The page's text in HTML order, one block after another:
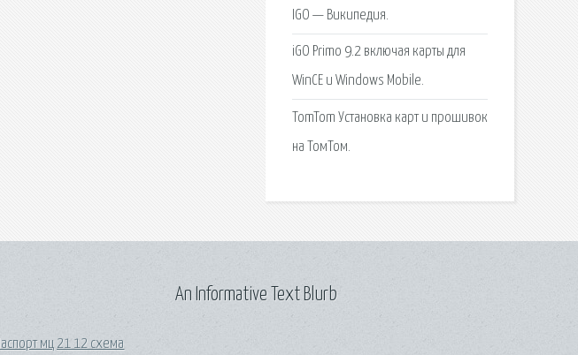
IGO — Википедия.
iGO Primo 9.2 включая карты для
WinCE и Windows Mobile.
TomTom Установка карт и прошивок
на ТомТом.
Паспорт мц 21 12 схема
An Informative Text Blurb